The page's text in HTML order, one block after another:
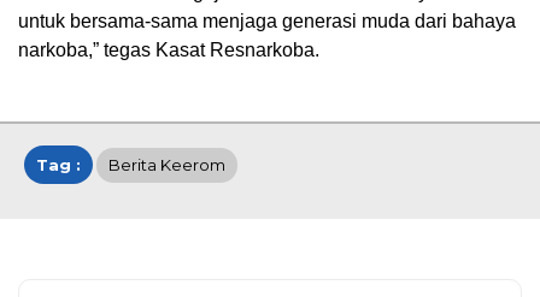
untuk bersama-sama menjaga generasi muda dari bahaya
narkoba,” tegas Kasat Resnarkoba.
Tag : Berita Keerom